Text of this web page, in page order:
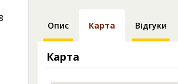
Опис Карта Відгуки
Карта